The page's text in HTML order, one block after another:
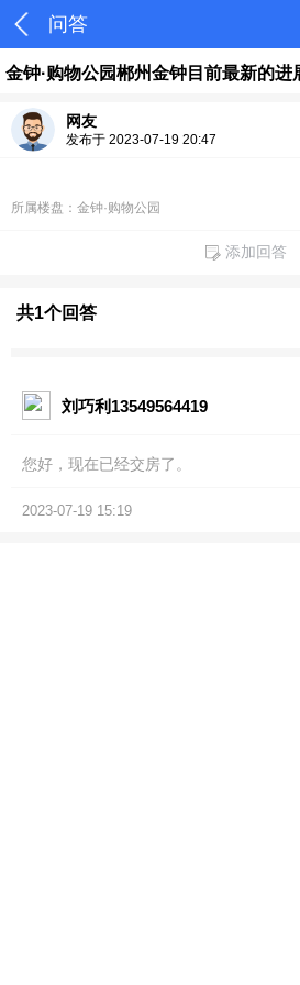
问答
金钟·购物公园郴州金钟目前最新的进
网友
发布于 2023-07-19 20:47
所属楼盘：金钟·购物公园
添加回答
共1个回答
刘巧利13549564419
您好，现在已经交房了。
2023-07-19 15:19